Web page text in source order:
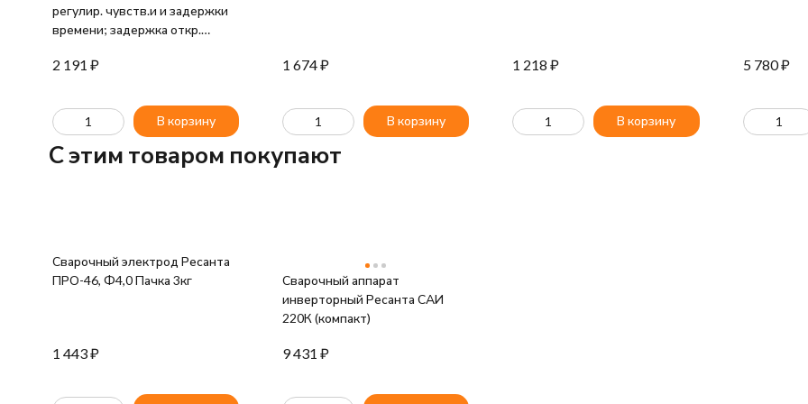
регулир. чувств.и и задержки
времени; задержка откр.
перем.; светофильтр ТСК 4000
65/14Штука
2 191 ₽
В корзину
1 674₽
В корзину
1 218 ₽
В корзину
5 780₽
C этим товаром покупают
Сварочный электрод Ресанта
ПРО-46, Ф4,0 Пачка 3кг
1 443₽
Сварочный аппарат
инверторный Ресанта САИ
220К (компакт)
9 431 ₽